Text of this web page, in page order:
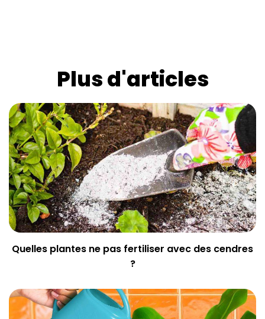
Plus d'articles
Quelles plantes ne pas fertiliser avec des cendres
?